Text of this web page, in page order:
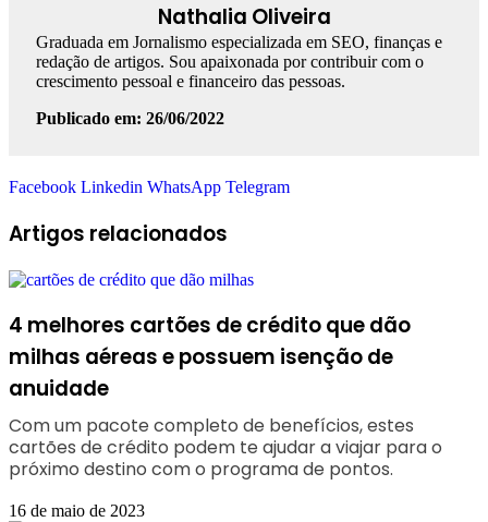
Nathalia Oliveira
Graduada em Jornalismo especializada em SEO, finanças e
redação de artigos. Sou apaixonada por contribuir com o
crescimento pessoal e financeiro das pessoas.
Publicado em: 26/06/2022
Facebook Linkedin WhatsApp Telegram
Artigos relacionados
4 melhores cartões de crédito que dão
milhas aéreas e possuem isenção de
anuidade
Com um pacote completo de benefícios, estes
cartões de crédito podem te ajudar a viajar para o
próximo destino com o programa de pontos.
16 de maio de 2023